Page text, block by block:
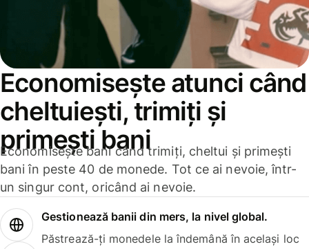
Economisește atunci când
cheltuiești, trimiți și
primești bani
Economisește bani când trimiți, cheltui și primești
bani în peste 40 de monede. Tot ce ai nevoie, într-
un singur cont, oricând ai nevoie.
Gestionează banii din mers, la nivel global.
Păstrează-ți monedele la îndemână în același loc